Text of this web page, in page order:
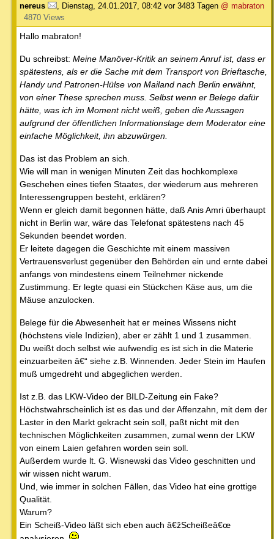
nereus Dienstag, 24.01.2017, 08:42 vor 3483 Tagen @ mabraton
4870 Views
Hallo mabraton!
Du schreibst: Meine Manöver-Kritik an seinem Anruf ist, dass er
spätestens, als er die Sache mit dem Transport von Brieftasche,
Handy und Patronen-Hülse von Mailand nach Berlin erwähnt,
von einer These sprechen muss. Selbst wenn er Belege dafür
hätte, was ich im Moment nicht weiß, geben die Aussagen
aufgrund der öffentlichen Informationslage dem Moderator eine
einfache Möglichkeit, ihn abzuwürgen.
Das ist das Problem an sich.
Wie will man in wenigen Minuten Zeit das hochkomplexe
Geschehen eines tiefen Staates, der wiederum aus mehreren
Interessengruppen besteht, erklären?
Wenn er gleich damit begonnen hätte, daß Anis Amri überhaupt
nicht in Berlin war, wäre das Telefonat spätestens nach 45
Sekunden beendet worden.
Er leitete dagegen die Geschichte mit einem massiven
Vertrauensverlust gegenüber den Behörden ein und ernte dabei
anfangs von mindestens einem Teilnehmer nickende
Zustimmung. Er legte quasi ein Stückchen Käse aus, um die
Mäuse anzulocken.
Belege für die Abwesenheit hat er meines Wissens nicht
(höchstens viele Indizien), aber er zählt 1 und 1 zusammen.
Du weißt doch selbst wie aufwendig es ist sich in die Materie
einzuarbeiten â€“ siehe z.B. Winnenden. Jeder Stein im Haufen
muß umgedreht und abgeglichen werden.
Ist z.B. das LKW-Video der BILD-Zeitung ein Fake?
Höchstwahrscheinlich ist es das und der Affenzahn, mit dem der
Laster in den Markt gekracht sein soll, paßt nicht mit den
technischen Möglichkeiten zusammen, zumal wenn der LKW
von einem Laien gefahren worden sein soll.
Außerdem wurde lt. G. Wisnewski das Video geschnitten und
wir wissen nicht warum.
Und, wie immer in solchen Fällen, das Video hat eine grottige
Qualität.
Warum?
Ein Scheiß-Video läßt sich eben auch â€žScheißeâ€œ